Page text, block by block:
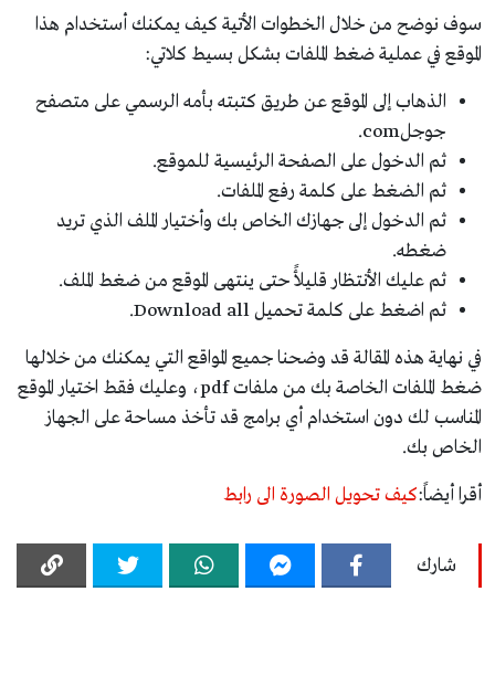
سوف نوضح من خلال الخطوات الأتية كيف يمكنك أستخدام هذا
الموقع في عملية ضغط الملفات بشكل بسيط كلاتي:
الذهاب إلى الموقع عن طريق كتبته بأمه الرسمي على متصفح
جوجلcom.
ثم الدخول على الصفحة الرئيسية للموقع.
ثم الضغط على كلمة رفع الملفات.
ثم الدخول إلى جهازك الخاص بك وأختيار الملف الذي تريد
ضغطه.
ثم عليك الأنتظار قليلأً حتى ينتهى الموقع من ضغط الملف.
ثم اضغط على كلمة تحميل Download all.
في نهاية هذه المقالة قد وضحنا جميع المواقع التي يمكنك من خلالها
ضغط الملفات الخاصة بك من ملفات pdf، وعليك فقط اختيار الموقع
المناسب لك دون استخدام أي برامج قد تأخذ مساحة على الجهاز
الخاص بك.
أقرا أيضاً:كيف تحويل الصورة الى رابط
شارك